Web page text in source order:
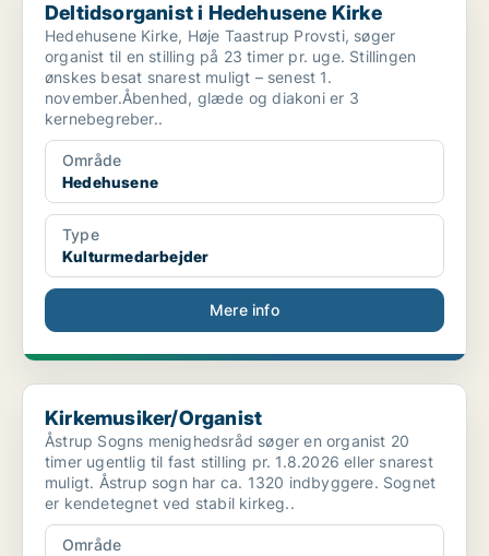
Deltidsorganist i Hedehusene Kirke
Hedehusene Kirke, Høje Taastrup Provsti, søger
organist til en stilling på 23 timer pr. uge. Stillingen
ønskes besat snarest muligt – senest 1.
november.Åbenhed, glæde og diakoni er 3
kernebegreber..
Område
Hedehusene
Type
Kulturmedarbejder
Mere info
Kirkemusiker/Organist
Kirkemusiker/Organist
Åstrup Sogns menighedsråd søger en organist 20
timer ugentlig til fast stilling pr. 1.8.2026 eller snarest
muligt. Åstrup sogn har ca. 1320 indbyggere. Sognet
er kendetegnet ved stabil kirkeg..
Område